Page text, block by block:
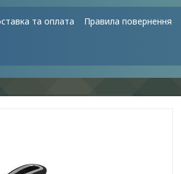
та оплата Правила повернення